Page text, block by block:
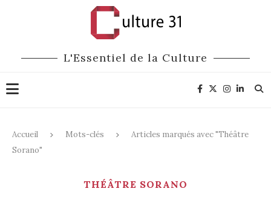
L'Essentiel de la Culture
Accueil Mots-clés
Articles marqués avec "Théâtre
Sorano"
THÉÂTRE SORANO